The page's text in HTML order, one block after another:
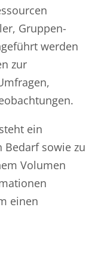
Gruppen-
werden
zur
ein
Bedarf sowie zu
Volumen
einen